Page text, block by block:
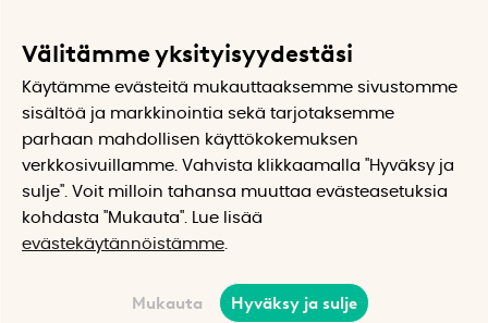
Välitämme yksityisyydestäsi
Käytämme evästeitä mukauttaaksemme sivustomme
sisältöä ja markkinointia sekä tarjotaksemme
parhaan mahdollisen käyttökokemuksen
verkkosivuillamme. Vahvista klikkaamalla "Hyväksy ja
sulje". Voit milloin tahansa muuttaa evästeasetuksia
kohdasta "Mukauta". Lue lisää
evästekäytännöistämme
Mukauta Hyväksy ja sulje